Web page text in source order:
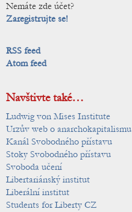
Nemáte zde účet?
Zaregistrujte se!
RSS feed
Atom feed
Navštivte také…
Ludwig von Mises Institute
Urzův web o anarchokapitalismu
Kanál Svobodného přístavu
Stoky Svobodného přístavu
Svoboda učení
Libertariánský institut
Liberální institut
Students for Liberty CZ